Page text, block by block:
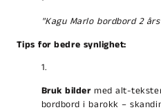
"Kagu Marlo bordbord 2
Tips for bedre synlighet:
Bruk bilder med alt-
bordbord i barokk –